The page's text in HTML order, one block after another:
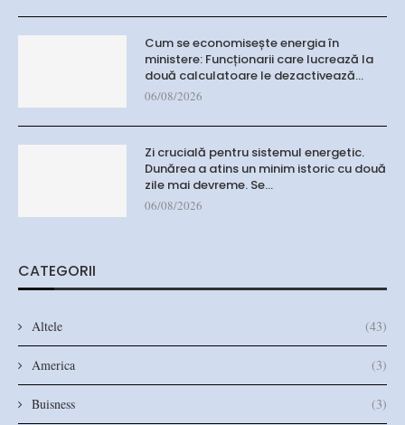
Cum se economisește energia în
ministere: Funcționarii care lucrează la
două calculatoare le dezactivează…
06/08/2026
Zi crucială pentru sistemul energetic.
Dunărea a atins un minim istoric cu două
zile mai devreme. Se…
06/08/2026
CATEGORII
Altele (43)
America (3)
Buisness (3)